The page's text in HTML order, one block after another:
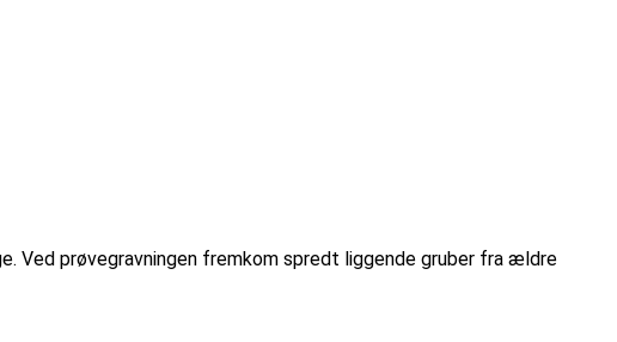
Ved prøvegravningen fremkom spredt liggende gruber fra ældre